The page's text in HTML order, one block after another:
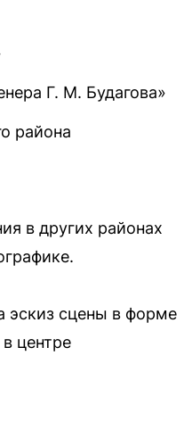
Г. М. Будагова»
района
в других районах
эскиз сцены в форме
центре